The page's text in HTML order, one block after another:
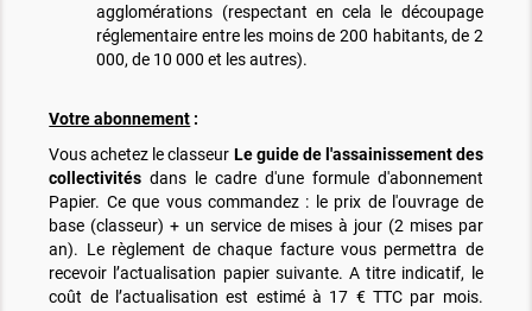
agglomérations (respectant en cela le découpage
réglementaire entre les moins de 200 habitants, de 2
000, de 10 000 et les autres).
Votre abonnement :
Vous achetez le classeur Le guide de l'assainissement des
collectivitésdans le cadre d'une formule d'abonnement
Papier. Ce que vous commandez : le prix de l'ouvrage de
base (classeur) + un service de mises à jour (2 mises par
an). Le règlement de chaque facture vous permettra de
recevoir l’actualisation papier suivante. A titre indicatif, le
coût de l’actualisation est estimé à 17 € TTC par mois.